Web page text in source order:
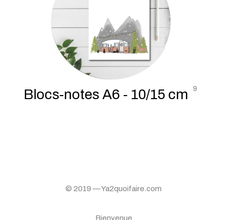
Blocs-notes A6 - 10/15 cm 9
© 2019 — Ya2quoifaire.com
Bienvenue